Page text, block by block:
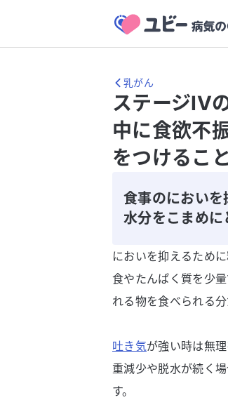
乳がん
ステージIV
中に食欲不
をつけるこ
食事のにおいを
水分をこまめに
においを抑えるため
食やたんぱく質を少
れる物を食べられる
吐き気が強い時は無
重減少や脱水が続く
す。